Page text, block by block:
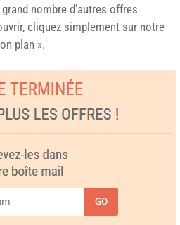
nombre d’autres offres
cliquez simplement sur notre
plan ».
GO